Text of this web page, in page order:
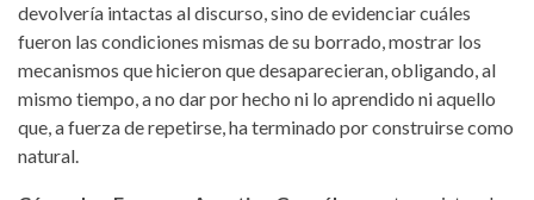
devolvería intactas al discurso, sino de evidenciar cuáles
fueron las condiciones mismas de su borrado, mostrar los
mecanismos que hicieron que desaparecieran, obligando, al
mismo tiempo, a no dar por hecho ni lo aprendido ni aquello
que, a fuerza de repetirse, ha terminado por construirse como
natural.